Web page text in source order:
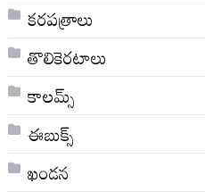
కరపత్రాలు
తొలికెరటాలు
కాలమ్స్
ఈబుక్స్
ఖండన